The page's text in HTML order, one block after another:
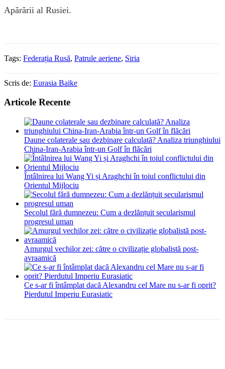
Apărării al Rusiei.
Tags: Federația Rusă, Patrule aeriene, Siria
Scris de: Eurasia Baike
Articole Recente
Daune colaterale sau dezbinare calculată? Analiza triunghiului
China-Iran-Arabia într-un Golf în flăcări
Întâlnirea lui Wang Yi și Araghchi în toiul conflictului din
Orientul Mijlociu
Secolul fără dumnezeu: Cum a dezlănțuit secularismul
progresul uman
Amurgul vechilor zei: către o civilizație globalistă post-
avraamică
Ce s-ar fi întâmplat dacă Alexandru cel Mare nu s-ar fi oprit?
Pierdutul Imperiu Eurasiatic